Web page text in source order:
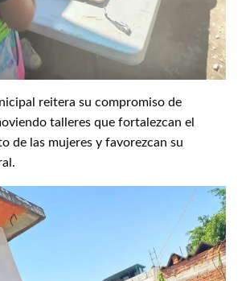
reitera su compromiso de
talleres que fortalezcan el
de las mujeres y favorezcan su